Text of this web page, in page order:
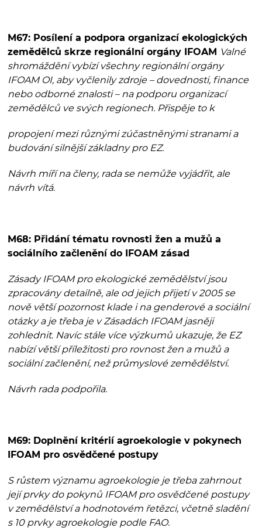
M67: Posílení a podpora organizací ekologických
zemědělců skrze regionální orgány IFOAM Valné
shromáždění vybízí všechny regionální orgány
IFOAM OI, aby vyčlenily zdroje – dovednosti, finance
nebo odborné znalosti – na podporu organizací
zemědělců ve svých regionech. Přispěje to k
propojení mezi různými zúčastněnými stranami a
budování silnější základny pro EZ.
Návrh míří na členy, rada se nemůže vyjádřit, ale
návrh vítá.
M68: Přidání tématu rovnosti žen a mužů a
sociálního začlenění do IFOAM zásad
Zásady IFOAM pro ekologické zemědělství jsou
zpracovány detailně, ale od jejich přijetí v 2005 se
nově větší pozornost klade i na genderové a sociální
otázky a je třeba je v Zásadách IFOAM jasněji
zohlednit. Navíc stále více výzkumů ukazuje, že EZ
nabízí větší příležitosti pro rovnost žen a mužů a
sociální začlenění, než průmyslové zemědělství.
Návrh rada podpořila.
M69: Doplnění kritérií agroekologie v pokynech
IFOAM pro osvědčené postupy
S růstem významu agroekologie je třeba zahrnout
její prvky do pokynů IFOAM pro osvědčené postupy
v zemědělství a hodnotovém řetězci, včetně sladění
s 10 prvky agroekologie podle FAO.